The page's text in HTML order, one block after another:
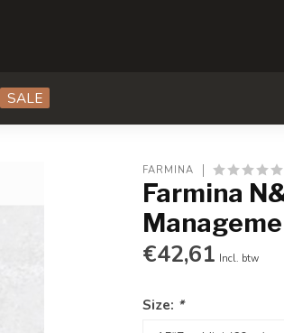
SALE
FARMINA
Farmina
€42,61 Incl. btw
Size: *